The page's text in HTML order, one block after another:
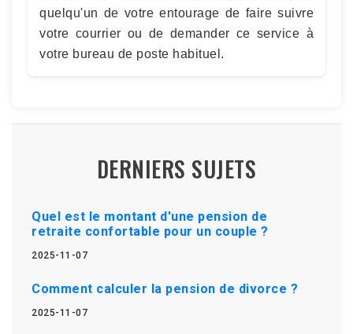
quelqu'un de votre entourage de faire suivre
votre courrier ou de demander ce service à
votre bureau de poste habituel.
DERNIERS SUJETS
Quel est le montant d'une pension de
retraite confortable pour un couple ?
2025-11-07
Comment calculer la pension de divorce ?
2025-11-07